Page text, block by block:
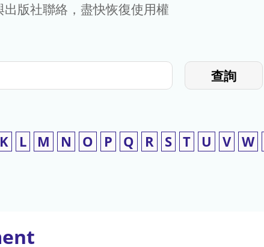
版社聯絡，盡快恢復使用權
查詢
K L M N O P Q R S T U V W